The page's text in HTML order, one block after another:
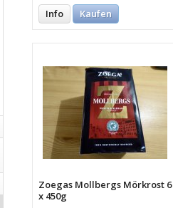
Info Kaufen
Zoegas Mollbergs Mörkrost 6
x 450g